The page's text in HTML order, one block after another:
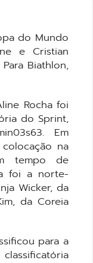
do Mundo
e Cristian
Biathlon,
Rocha foi
do Sprint,
Em
na
tempo de
foi a norte-
Wicker, da
da Coreia
para a